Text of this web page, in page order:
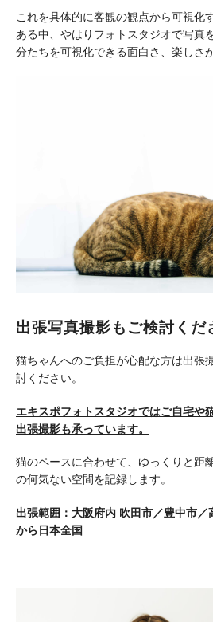
これを具体的に客観の観点から可視化
ある中、やはりフォトスタジオで写真
分たちを可視化できる面白さ、楽しさ
出張写真撮影もご検討くだ
猫ちゃんへのご負担が心配な方は出張
討ください。
エキスポフォトスタジオではご自宅や
出張撮影も承っています。
猫のペースに合わせて、ゆっくりと距
の何気ない空間を記録します。
出張範囲：大阪府内 吹田市／豊中市
から日本全国